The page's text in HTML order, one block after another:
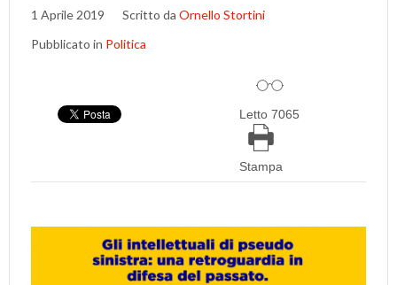
1 Aprile 2019 Scritto da Ornello Stortini
Pubblicato in Politica
Letto 7065
Stampa